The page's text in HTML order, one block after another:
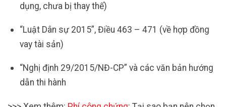
dụng, chưa bị thay thế)
“Luật Dân sự 2015”, Điều 463 – 471 (về hợp đồng
vay tài sản)
“Nghị định 29/2015/NĐ-CP” và các văn bản hướng
dẫn thi hành